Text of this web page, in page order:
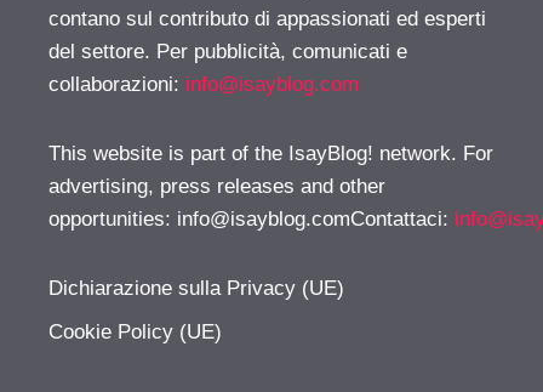
contano sul contributo di appassionati ed esperti
del settore. Per pubblicità, comunicati e
collaborazioni: info@isayblog.com
This website is part of the IsayBlog! network. For
advertising, press releases and other
opportunities: info@isayblog.comContattaci:
Dichiarazione sulla Privacy (UE)
Cookie Policy (UE)